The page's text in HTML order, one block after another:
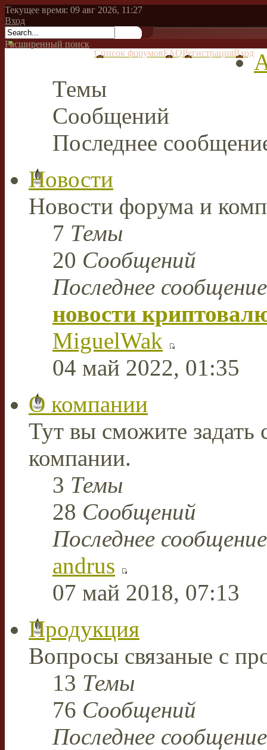
Текущее время: 09 авг 2026, 11:27
Вход
Расширенный поиск
Список форумовFAQРегистрацияВход
Темы
Сообщений
Последнее
Новости
Новости форума и
7 Темы
20 Сообщений
Последнее сообщение
новости
MiguelWak
04 май 2022, 01:35
О компании
Тут вы сможите
компании.
3 Темы
28 Сообщений
Последнее сообщение
andrus
07 май 2018, 07:13
Продукция
Вопросы связаные с
13 Темы
76 Сообщений
Последнее сообщение